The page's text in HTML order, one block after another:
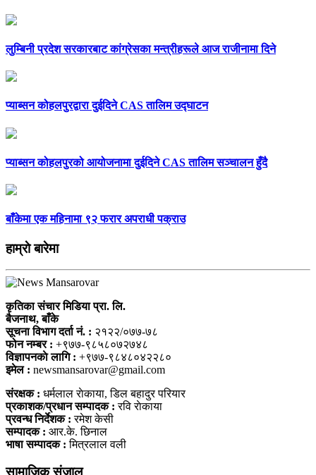
लुम्बिनी प्रदेश सरकारबाट कांग्रेसका मन्त्रीहरूले आज राजीनामा दिने
प्याब्सन कोहलपुरद्वारा दुईदिने CAS तालिम उद्घाटन
प्याब्सन कोहलपुरको आयोजनामा दुईदिने CAS तालिम सञ्चालन हुँदै
बाँकेमा एक महिनामा ९२ फरार अपराधी पक्राउ
हाम्राे बारेमा
कृतिका संचार मिडिया प्रा. लि.
बैजनाथ, बाँके
सूचना विभाग दर्ता नं. : २१२२/०७७-७८
फोन नम्बर : +९७७-९८५८०७२७४८
विज्ञापनकाे लागि : +९७७-९८४८०४२२८०
इमेल : newsmansarovar@gmail.com
संरक्षक : धर्मलाल राेकाया, डिल बहादुर परियार
प्रकाशक/प्रधान सम्पादक : रवि राेकाया
प्रवन्ध निर्देशक : रमेश केसी
सम्पादक : आर.के. छिनाल
भाषा सम्पादक : मित्रलाल वली
सामाजिक संजाल